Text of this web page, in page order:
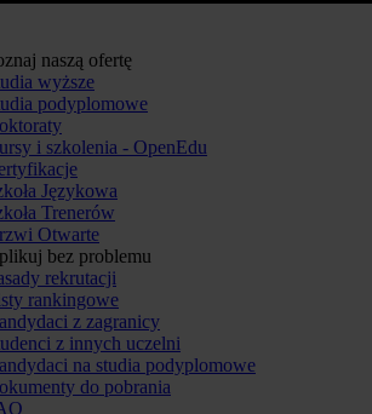
naszą ofertę
wyższe
podyplomowe
i szkolenia - OpenEdu
Językowa
Trenerów
Otwarte
bez problemu
rekrutacji
rankingowe
z zagranicy
z innych uczelni
na studia podyplomowe
do pobrania